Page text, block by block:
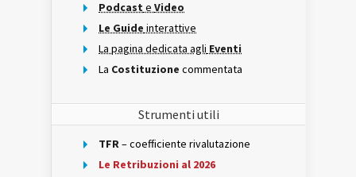
Podcast e Video
Le Guide interattive
La pagina dedicata agli Eventi
La Costituzione commentata
Strumenti utili
TFR– coefficiente rivalutazione
Le Retribuzioni al 2026